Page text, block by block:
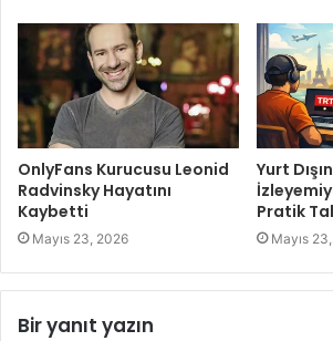
OnlyFans Kurucusu Leonid
Radvinsky Hayatını
Kaybetti
Mayıs 23, 2026
Yurt
Pratik
Mayıs
Bir yanıt yazın